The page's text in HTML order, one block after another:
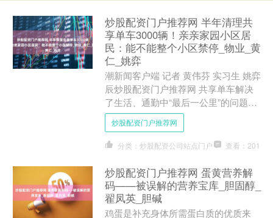
炒股配资门户推荐网 半年清理共
享单车3000辆！亲亲家园小区居
民：能不能整个小区禁停_物业_黄
仁_姚弈
潮新闻客户端 记者 黄伟芬 实习生 姚弈
辰炒股配资门户推荐网 共享单车解决
了生活、通勤中“最后一公里”的问题。
不过对于有些人来说，原本解决“痛
点”的共享单车却成....
炒股配资门户推荐网
分类：炒股配资公司站点门户 查看：201
炒股配资门户推荐网 蛋黄营养解
码——被误解的营养宝库_胆固醇_
翟凤英_胆碱
鸡蛋是补充身体所需蛋白质的优质来